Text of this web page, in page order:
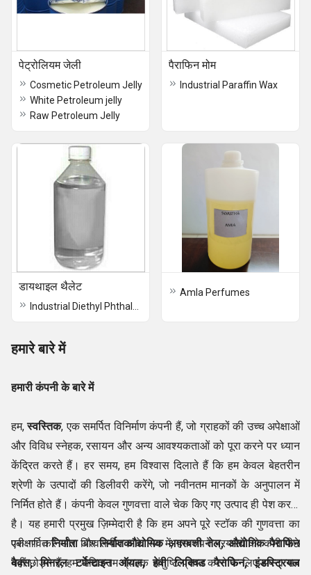
पेट्रोलियम जेली
Cosmetic Petroleum Jelly
White Petroleum jelly
Raw Petroleum Jelly
पैराफिन मोम
Industrial Paraffin Wax
डायथाइल थैलेट Amla Perfumes
हमारे बारे में
हमारी कंपनी के बारे में
हम,स्वस्तिक, एक समर्पित विनिर्माण कंपनी हैं, जो ग्राहकों की उच्च अपेक्षाओं
और विविध स्नेहक, रसायन और अन्य आवश्यकताओं को पूरा करने पर ध्यान
केंद्रित करते हैं। हर समय, हम विश्वास दिलाते हैं कि हम केवल बेहतरीन
श्रेणी के उत्पादों की डिलीवरी करेंगे, जो नवीनतम मानकों के अनुपालन में
निर्मित होते हैं। कंपनी केवल गुणवत्ता वाले चेक किए गए उत्पाद ही पेश करती
है। यह हमारी प्रमुख ज़िम्मेदारी है कि हम अपने पूरे स्टॉक की गुणवत्ता का
परीक्षण करें और विश्वसनीयऔद्योगिक अगरबत्ती तेल, औद्योगिक पैराफिन
वैक्स, मिनरल टर्पेन्टाइन ऑयल, हेवी लिक्विड पैराफिन, इंडस्ट्रियल
एक गर्वितनिर्माताऔरनिर्यातकके रूप में, हम अपने प्रयासों को कभी पीछे
नहीं छोड़ते हैं, हम अधिकतम ग्राहक संतुष्टि प्राप्त करने के लिए अपना सब